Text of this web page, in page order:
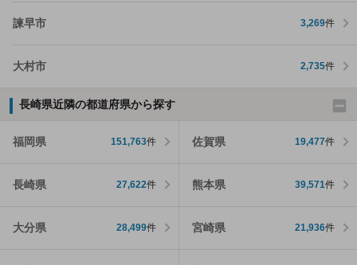
諫早市 3,269件
大村市 2,735件
長崎県近隣の都道府県から探す
福岡県 151,763件 佐賀県 19,477件
長崎県 27,622件 熊本県 39,571件
大分県 28,499件 宮崎県 21,936件